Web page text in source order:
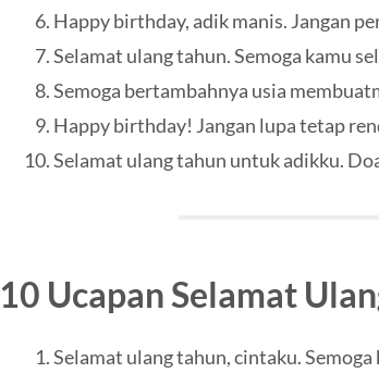
Happy birthday, adik manis. Jangan
Selamat ulang tahun. Semoga kamu
Semoga bertambahnya usia
Happy birthday! Jangan lupa tetap
Selamat ulang tahun untuk adikku.
10 Ucapan Selamat
Selamat ulang tahun, cintaku.